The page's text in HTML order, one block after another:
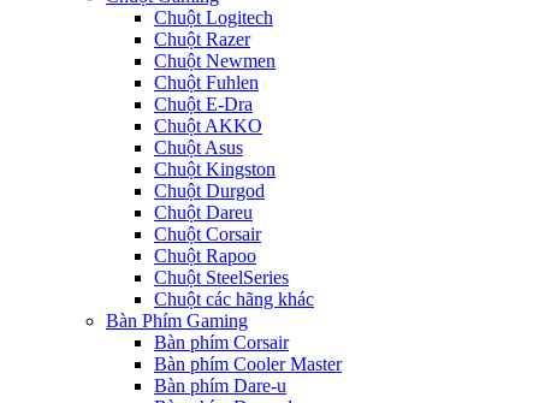
Chuột Logitech
Chuột Razer
Chuột Newmen
Chuột Fuhlen
Chuột E-Dra
Chuột AKKO
Chuột Asus
Chuột Kingston
Chuột Durgod
Chuột Dareu
Chuột Corsair
Chuột Rapoo
Chuột SteelSeries
Chuột các hãng khác
Bàn Phím Gaming
Bàn phím Corsair
Bàn phím Cooler Master
Bàn phím Dare-u